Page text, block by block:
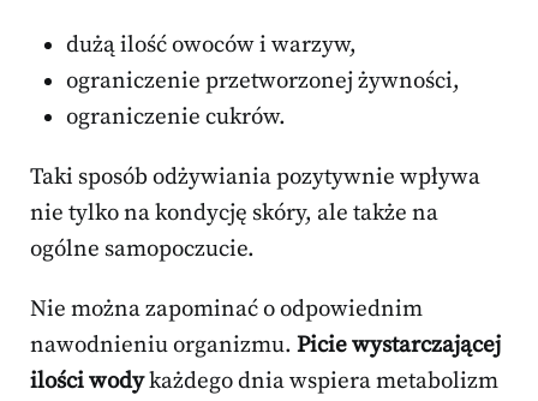
dużą ilość owoców i warzyw,
ograniczenie przetworzonej żywności,
ograniczenie cukrów.
Taki sposób odżywiania pozytywnie wpływa
nie tylko na kondycję skóry, ale także na
ogólne samopoczucie.
Nie można zapominać o odpowiednim
nawodnieniu organizmu. Picie wystarczającej
ilości wodykażdego dnia wspiera metabolizm